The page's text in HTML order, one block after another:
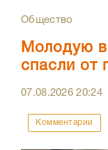
Общество
Молодую
спасли от
07.08.202620:24
Комментарии